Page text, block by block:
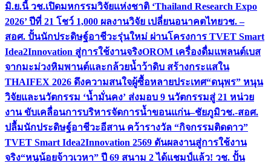
มิ.ย.นี้ วช.เปิดมหกรรมวิจัยแห่งชาติ ‘Thailand Research Expo
2026’ ปีที่ 21 โชว์ 1,000 ผลงานวิจัย เปลี่ยนอนาคตไทยวช. –
สอศ. ปั้นนักประดิษฐ์อาชีวะรุ่นใหม่ ผ่านโครงการ TVET Smart
Idea2Innovation สู่การใช้งานจริงOROM เครื่องดื่มแพลนต์เบส
จากมะม่วงหิมพานต์และกล้วยน้ำว้าดิบ สร้างกระแสใน
THAIFEX 2026 ดึงความสนใจผู้ซื้อหลายประเทศ“ดนุพร” หนุน
วิจัยและนวัตกรรม ‘น้ำมั่นคง’ ส่งมอบ 9 นวัตกรรมสู่ 21 หน่วย
งาน ขับเคลื่อนการบริหารจัดการน้ำขอนแก่น–ชัยภูมิวช.-สอศ.
ปลื้มนักประดิษฐ์อาชีวะอีสาน คว้ารางวัล “กิจกรรมติดดาว”
TVET Smart Idea2Innovation 2569 ดันผลงานสู่การใช้งาน
จริง“หนูน้อยจ้าวเวหา” ปี 69 สนาม 2 ได้แชมป์แล้ว! วช. ปั้น